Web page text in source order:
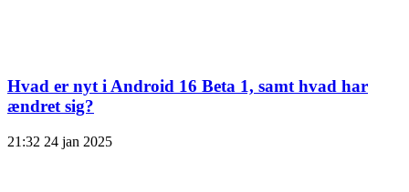
Hvad er nyt i Android 16 Beta 1, samt hvad har
ændret sig?
21:32 24 jan 2025